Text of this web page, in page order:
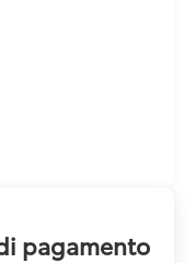
pagamento